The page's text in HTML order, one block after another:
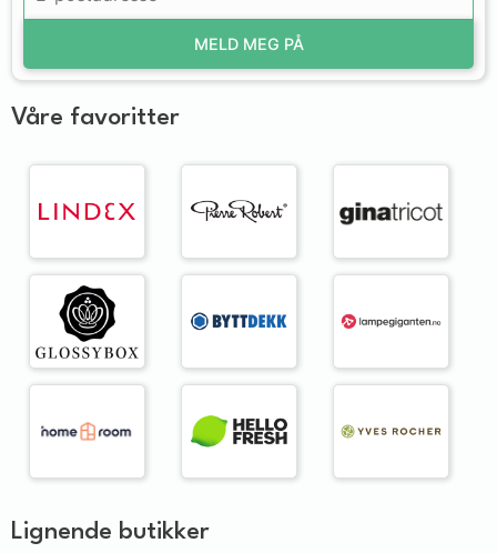
MELD MEG PÅ
Våre favoritter
Lignende butikker